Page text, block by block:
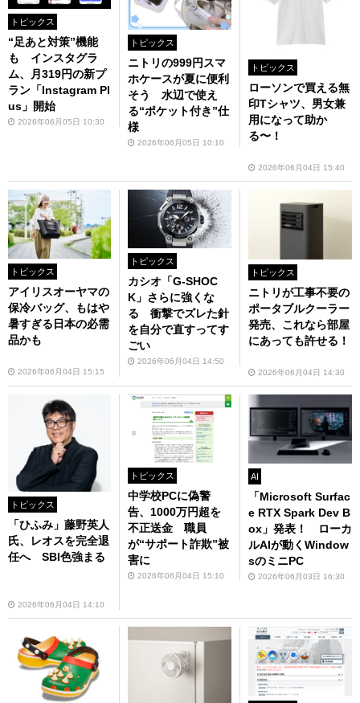
トピックス
“足あと対策”機能
も インスタグラ
ム、月319円の新プ
ラン「Instagram Pl
us」開始
2026年06月05日 10:30
トピックス
ニトリの999円スマ
ホケースが夏に便利
そう 水辺で使え
る“ポケット付き”仕
様
2026年06月05日 10:10
トピックス
ローソンで買える無
印Tシャツ、男女兼
用になって助か
る〜！
2026年06月04日 15:40
トピックス
アイリスオーヤマの
保冷バッグ、もはや
暑すぎる日本の必需
品かも
2026年06月04日 15:15
トピックス
カシオ「G-SHOC
K」さらに強くな
る 衝撃でズレた針
を自分で直すってす
ごい
2026年06月04日 14:50
トピックス
ニトリが工事不要の
ポータブルクーラー
発売、これなら部屋
にあっても許せる！
2026年06月04日 14:30
トピックス
「ひふみ」藤野英人
氏、レオスを完全退
任へ SBI色強まる
2026年06月04日 14:10
トピックス
中学校PCに偽警
告、1000万円超を
不正送金 職員
が“サポート詐欺”被
害に
2026年06月04日 15:10
AI
「Microsoft Surfac
e RTX Spark Dev B
ox」発表！ ローカ
ルAIが動くWindow
sのミニPC
2026年06月03日 16:30